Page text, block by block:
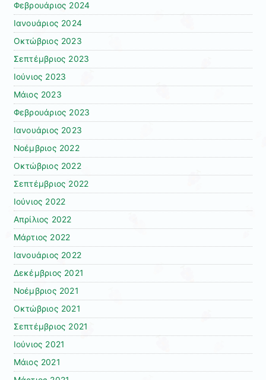
Φεβρουάριος 2024
Ιανουάριος 2024
Οκτώβριος 2023
Σεπτέμβριος 2023
Ιούνιος 2023
Μάιος 2023
Φεβρουάριος 2023
Ιανουάριος 2023
Νοέμβριος 2022
Οκτώβριος 2022
Σεπτέμβριος 2022
Ιούνιος 2022
Απρίλιος 2022
Μάρτιος 2022
Ιανουάριος 2022
Δεκέμβριος 2021
Νοέμβριος 2021
Οκτώβριος 2021
Σεπτέμβριος 2021
Ιούνιος 2021
Μάιος 2021